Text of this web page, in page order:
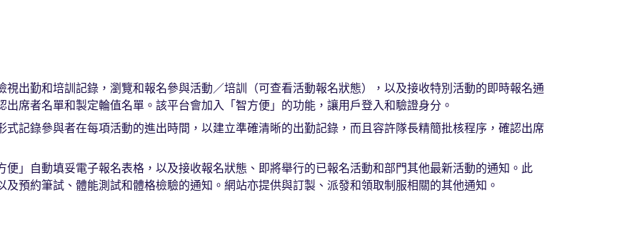
出勤和培訓記錄，瀏覽和報名參與活動／培訓（可查看活動報名狀態），以及接收特別活動的即時報名通
席者名單和製定輪值名單。該平台會加入「智方便」的功能，讓用戶登入和驗證身分。
記錄參與者在每項活動的進出時間，以建立準確清晰的出勤記錄，而且容許隊長精簡批核程序，確認出席
」自動填妥電子報名表格，以及接收報名狀態、即將舉行的已報名活動和部門其他最新活動的通知。此
預約筆試、體能測試和體格檢驗的通知。網站亦提供與訂製、派發和領取制服相關的其他通知。